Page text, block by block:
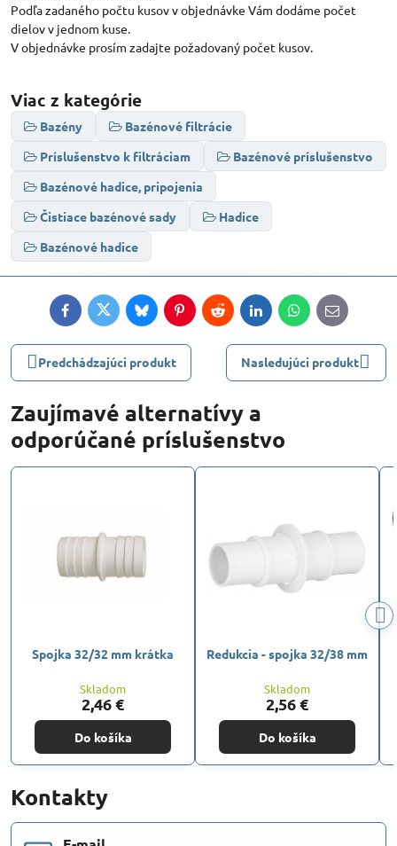
Podľa zadaného počtu kusov v objednávke Vám dodáme počet
dielov v jednom kuse.
V objednávke prosím zadajte požadovaný počet kusov.
Viac z kategórie
Bazény
Bazénové filtrácie
Príslušenstvo k filtráciam
Bazénové príslušenstvo
Bazénové hadice, pripojenia
Čistiace bazénové sady
Hadice
Bazénové hadice
FacebookTwitterBlueskyPinterestRedditLinkedInWhatsApp
E-
mail
Predchádzajúci produkt Nasledujúci produkt
Zaujímavé alternatívy a
odporúčané príslušenstvo
Spojka 32/32 mm krátka
Skladom
2,46 €
Do košíka
Redukcia - spojka 32/38 mm
Skladom
2,56 €
Do košíka
Kontakty